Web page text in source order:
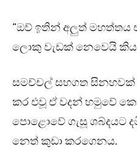
“ඔව් ඉතින් අලුත් මහත්තය
ලොකු වැඩක් නෙවෙයි
සමච්චල් සහගත සිනහවක්
කර එවූ ඒ වදන් හමුවේ
පොළොවේ ගැසූ ශබ්දයට
නෙත් කුඩා කරගෙනය.